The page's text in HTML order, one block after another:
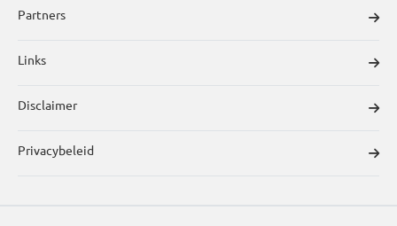
Partners
Links
Disclaimer
Privacybeleid